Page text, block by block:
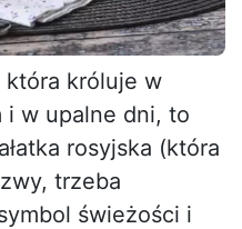
która króluje w
i w upalne dni, to
rosyjska (która
trzeba
świeżości i